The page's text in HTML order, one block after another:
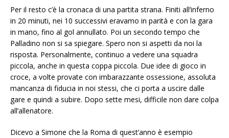
Per il resto c’è la cronaca di una partita strana. Finiti all’inferno
in 20 minuti, nei 10 successivi eravamo in parità e con la gara
in mano, fino al gol annullato. Poi un secondo tempo che
Palladino non si sa spiegare. Spero non si aspetti da noi la
risposta. Personalmente, continuo a vedere una squadra
piccola, anche in questa coppa piccola. Due idee di gioco in
croce, a volte provate con imbarazzante ossessione, assoluta
mancanza di fiducia in noi stessi, che ci porta a uscire dalle
gare e quindi a subire. Dopo sette mesi, difficile non dare colpa
all’allenatore.
Dicevo a Simone che la Roma di quest’anno è esempio